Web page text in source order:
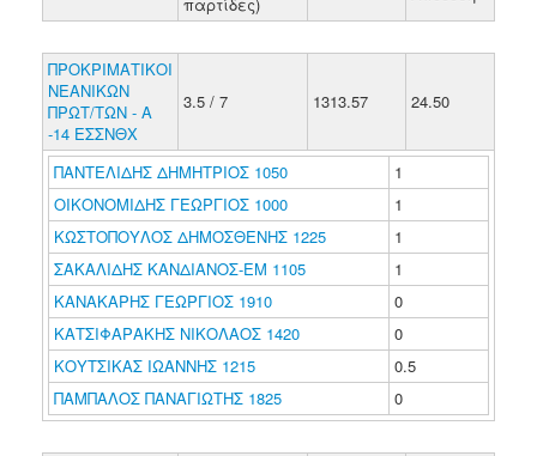
ΠΡΟΚΡΙΜΑΤΙΚΟΙ
ΝΕΑΝΙΚΩΝ
ΠΡΩΤ/ΤΩΝ - Α
-14 ΕΣΣΝΘΧ
3.5 / 7 1313.57 24.50
ΠΑΝΤΕΛΙΔΗΣ ΔΗΜΗΤΡΙΟΣ 1050
1
ΟΙΚΟΝΟΜΙΔΗΣ ΓΕΩΡΓΙΟΣ 1000
1
ΚΩΣΤΟΠΟΥΛΟΣ ΔΗΜΟΣΘΕΝΗΣ 1225
1
ΣΑΚΑΛΙΔΗΣ ΚΑΝΔΙΑΝΟΣ-ΕΜ 1105
1
ΚΑΝΑΚΑΡΗΣ ΓΕΩΡΓΙΟΣ 1910
0
ΚΑΤΣΙΦΑΡΑΚΗΣ ΝΙΚΟΛΑΟΣ 1420
0
ΚΟΥΤΣΙΚΑΣ ΙΩΑΝΝΗΣ 1215
0.5
ΠΑΜΠΑΛΟΣ ΠΑΝΑΓΙΩΤΗΣ 1825
0